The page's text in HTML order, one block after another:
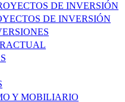
DE INVERSIÓN
DE INVERSIÓN
Y MOBILIARIO